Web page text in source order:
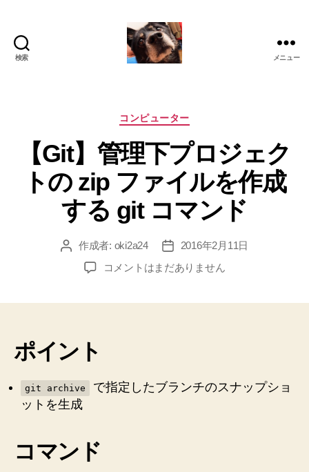
検索 メニュー
カ
ゴ
リ
ー
コンピューター
【Git】管理下プロジェク
トの zip ファイルを作成
する git コマンド
投 作成者: oki2a24
投
稿
日
2016年2月11日
【Git】
ク
コメントはまだありません
ポイント
git archive
で指定したブランチのスナップショ
ットを生成
コマンド